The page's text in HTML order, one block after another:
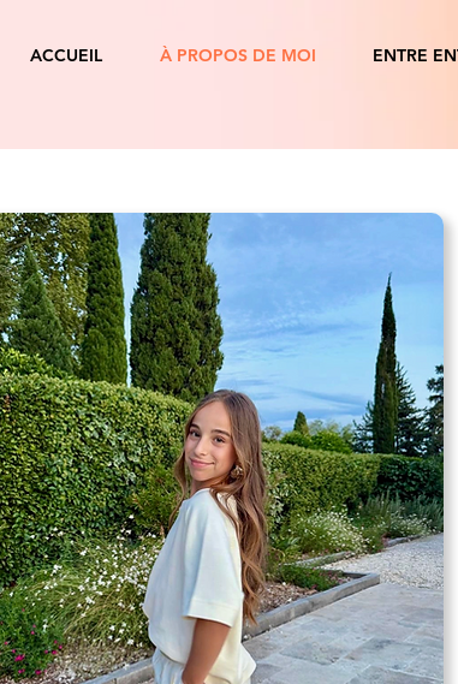
ACCUEIL À PROPOS DE MOI ENTRE